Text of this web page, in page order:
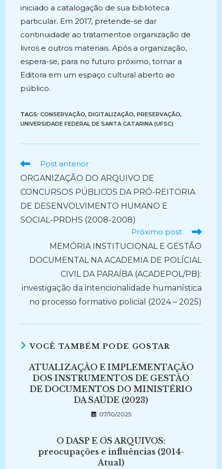
iniciado a catalogação de sua biblioteca
particular. Em 2017, pretende-se dar
continuidade ao tratamentoe organização de
livros e outros materiais. Após a organização,
espera-se, para no futuro próximo, tornar a
Editora em um espaço cultural aberto ao
público.
TAGS:CONSERVAÇÃO, DIGITALIZAÇÃO, PRESERVAÇÃO,
UNIVERSIDADE FEDERAL DE SANTA CATARINA (UFSC)
Ler
artigos
Post anterior
ORGANIZAÇÃO DO ARQUIVO DE
CONCURSOS PÚBLICOS DA PRÓ-REITORIA
DE DESENVOLVIMENTO HUMANO E
SOCIAL-PRDHS (2008-2008)
Próximo post
MEMÓRIA INSTITUCIONAL E GESTÃO
DOCUMENTAL NA ACADEMIA DE POLÍCIAL
CIVIL DA PARAÍBA (ACADEPOL/PB):
investigação da intencionalidade humanística
no processo formativo policial (2024 – 2025)
VOCÊ TAMBÉM PODE GOSTAR
ATUALIZAÇÃO E IMPLEMENTAÇÃO
DOS INSTRUMENTOS DE GESTÃO
DE DOCUMENTOS DO MINISTÉRIO
DA SAÚDE (2023)
07/10/2025
O DASP E OS ARQUIVOS:
preocupações e influências (2014-
Atual)